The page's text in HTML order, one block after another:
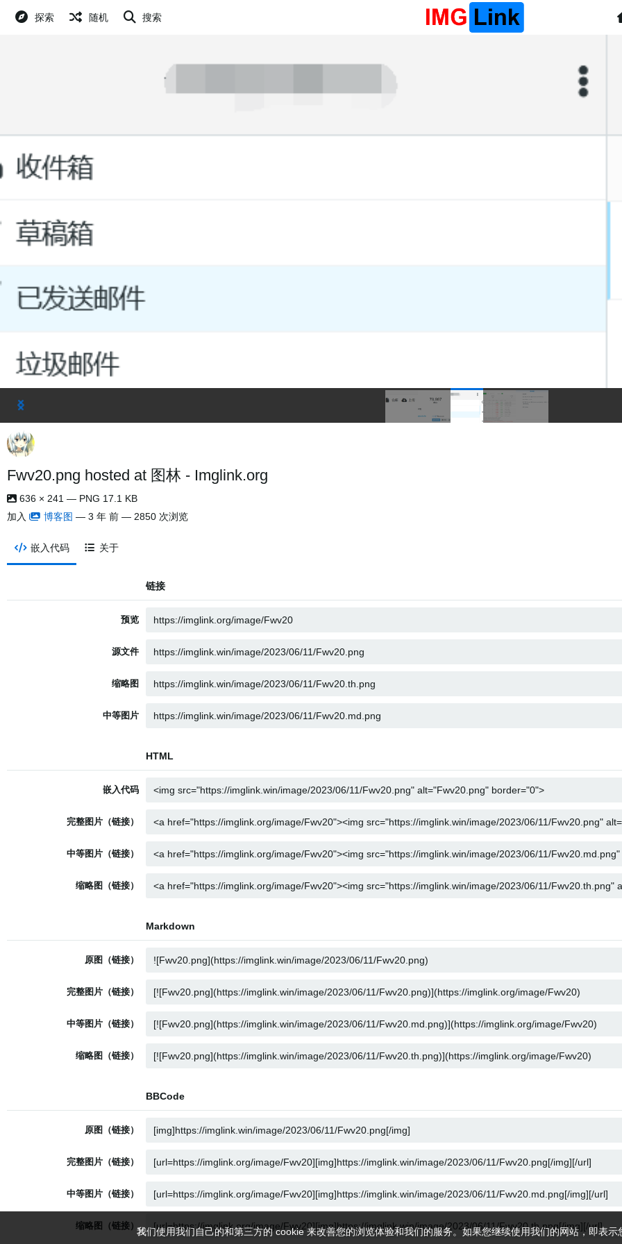
探索 随机 搜索
Fwv20.png hosted at 图林 - Imglink.org
636 × 241 — PNG 17.1 KB
加入
博客图 — 3 年 前 — 2850 次浏览
嵌入代码 关于
链接
预览
源文件
缩略图
中等图片
HTML
嵌入代码
完整图片（链接）
中等图片（链接）
缩略图（链接）
Markdown
原图（链接）
完整图片（链接）
中等图片（链接）
缩略图（链接）
BBCode
原图（链接）
完整图片（链接）
中等图片（链接）
缩略图（链接）
我们使用我们自己的和第三方的 cookie 来改善您的浏览体验和我们的服务。如果您继续使用我们的网站，即表